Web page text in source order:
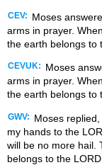
CEV:
Moses
arms in prayer.
the earth belongs to
CEVUK:
Moses
arms in prayer.
the earth belongs to
GWV:
Moses replied,
my hands to the
will be no more hail.
belongs to the LORD.